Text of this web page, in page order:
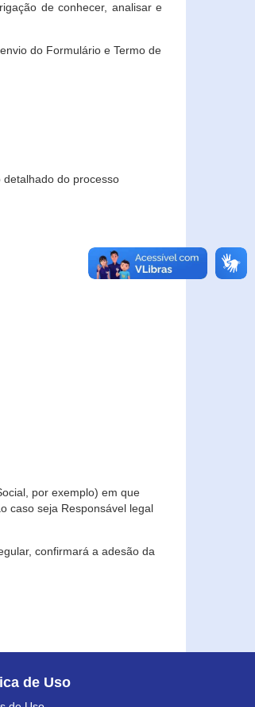
de conhecer, analisar e
do Formulário e Termo de
do processo
por exemplo) em que
caso seja Responsável legal
confirmará a adesão da
de Uso